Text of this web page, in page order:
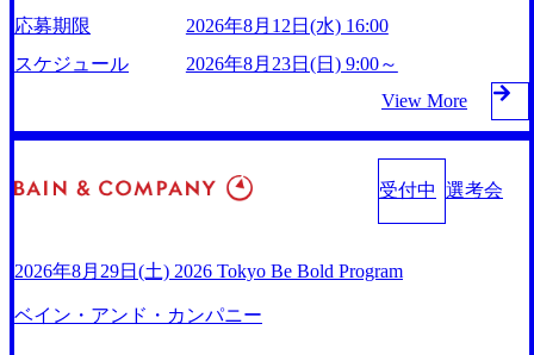
マや事例にキャッチアップし、バイタリティーを持ってチャ
把握し、クライアントや自社への提案などに積極的に関わる
わり、クライアントとのリレーションを発展・拡大させるこ
とをミッションとする。自社へ提言の質を常に高く担保する
責任を担う。 ● 裁量権 弊社は2019年11月に設立され、成長
期といわれるフェーズにあります。 事業・組織を拡大して
いく時期のため、メンバーや組織がスケールしていく過程を
体感できます。 また、希望者はパートナー以外でも大手役
員の方へのセールスにも参加できる環境です。 自ら案件を
取り、プロジェクト体制を作っていくことも可能です。 ●
め、上記事業に携わることも可能です。コンサルタントとし
善ができます。(希望者のみとなります) ● BIG4・アクセンチ
約15％と驚異的な数字となっている、売上・従業員数共にこ
成長が見込まれる 多くの技術者を抱えており、アビームコ
ンサルティングに続いて日本国内2番目にSAP認定コンサル
タント制度の有資格者数が多く、特にIT領域に強みを持つ
ル「キャリアズ・マーケットプレイス」が存在し、本ツール
を活用で上司の引き留めを受けずに移動が可能である（異動
者は年間約1,000名） 残業時間や有休取得率など約10項目を
功した 18時以降の会議を原則禁止としているほか、在宅勤
社外窓口設置など徹底的な仕組み化を推進する 育休取得率
急成長中でありながら安定した事業を展開し、高い安定性を
持つ企業へと成長している 10年後に1兆円を目指す日本にも
なかなかないメガベンチャー。創業から黒字経営。年間13
0%成長 https://storage.googleapis.com/our-vision-production.appsp
ot.com/public/images/20251030164405_5c527843-d227-4df8-b86c
-5587f843fdf6_1200x471.webp https://storage.googleapis.com/our-
0888f6-0539-4887-84d7-34c8d8544226_1200x666.webp 年間100
億円規模の投資の元、10以上もの新規事業を立ち上げている
ため様々な業界を経験することが可能 社内転職が活発であ
運用を内包かする「オールインハウス」型の組織体。社内ス
成が可能。 https://storage.googleapis.com/our-vision-production.a
ている日系最大級の総合コンサルティングファーム 『Build
Beyond As One ®.』をブランドメッセージに掲げ、企業や組
織の変革を通じて社会や産業の課題を解決し、未来のありた
い姿を実現するとともに、クライアント変革の確実な実現と
社会的価値及び経済的価値の追求にも貢献 NECとの戦略的
資本提携も実現して、現在はNECのグループ会社であり、
戦略、業務改革、IT、組織・人事、アウトソーシングなどの
専門知識と、豊富な経験を持つ約6,000名を超えるプロフェ
AP領域においては日本市場No.1を誇り、全世界で6,400件以
上、日本国内で企業最多の5,399件のSAP認定コンサルタン
ト資格を取得している また、日本国内企業として最多の3,20
応募期限
2026年8月12日(水) 16:00
スケジュール
2026年8月23日(日) 9:00～
View More
受付中 選考会
2026年8月29日(土) 2026 Tokyo Be Bold Program
ベイン・アンド・カンパニー